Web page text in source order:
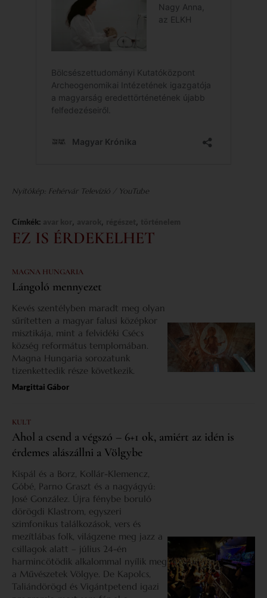
Nyitókép: Fehérvár Televízió / YouTube
Címkék: , , ,
EZ IS ÉRDEKELHET
MAGNA HUNGARIA
Lángoló mennyezet
Kevés szentélyben maradt meg olyan
sűrítetten a magyar falusi középkor
misztikája, mint a felvidéki Csécs
község református templomában.
Magna Hungaria sorozatunk
tizenkettedik része következik.
Margittai Gábor
KULT
Ahol a csend a végszó – 6+1 ok, amiért az idén is
érdemes alászállni a Völgybe
Kispál és a Borz, Kollár-Klemencz,
Góbé, Parno Graszt és a nagyágyú:
José González. Újra fénybe boruló
dörögdi Klastrom, egyszeri
szimfonikus találkozások, vers és
mezítlábas folk, világzene meg jazz a
csillagok alatt – július 24-én
harmincötödik alkalommal nyílik meg
a Művészetek Völgye. De Kapolcs,
Taliándörögd és Vigántpetend igazi